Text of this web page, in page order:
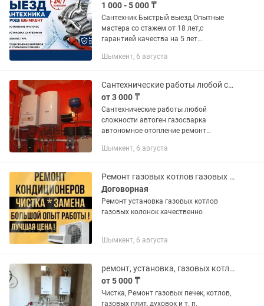
1 000 - 5 000 ₸
Сантехник Быстрый выезд Опытные
мастера со стажем от 18 лет,с
гарантией качества на 5 лет
стоимость до начала работ. Если не
пола то...
Шымкент, 6 августа
Сантехнические работы любой сложности автоген газосварка автономное
от 3 000 ₸
Сантехнические работы любой
сложности автоген газосварка
автономное отопление ремонт
напольных котлов всех видов
моек стиральных машин...
Шымкент, 6 августа
Ремонт газовых котлов газовых колонок
Договорная
Ремонт установка газовых котлов
газовых колонок качественно
Шымкент, 6 августа
ремонт, установка, газовых котлов, пеш,газового котельного оборудования.
от 5 000 ₸
Чистка, Ремонт газовых печек, котлов,
газовых плит, духовок и т. п.